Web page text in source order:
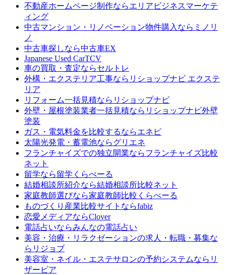
不動産ホームページ制作ならエリアビジネスマーケテ
ィング
中古マンション・リノベーション物件購入なら ミノリ
ノ
中古車探しなら中古車EX
Japanese Used CarTCV
車の買取・査定ならセルトレ
外構・エクステリア工事なら リショップナビ エクステ
リア
リフォーム一括見積なら リショップナビ
外壁・屋根塗装業者一括見積なら リショップナビ外壁
塗装
ガス・電気料金を比較するならエネピ
太陽光発電・蓄電池ならグリエネ
フランチャイズでの独立開業ならフランチャイズ比較
ネット
留学なら留学くらべーる
結婚相談所紹介なら結婚相談所比較ネット
家庭教師選びなら家庭教師比較くらべーる
ものづくり産業比較サイトならfabiz
恋愛メディアならClover
電話占いならみんなの電話占い
美容・治療・リラクゼーションの求人・転職・募集な
ら リジョブ
美容室・ネイル・エステサロンの予約システムなら リ
ザービア